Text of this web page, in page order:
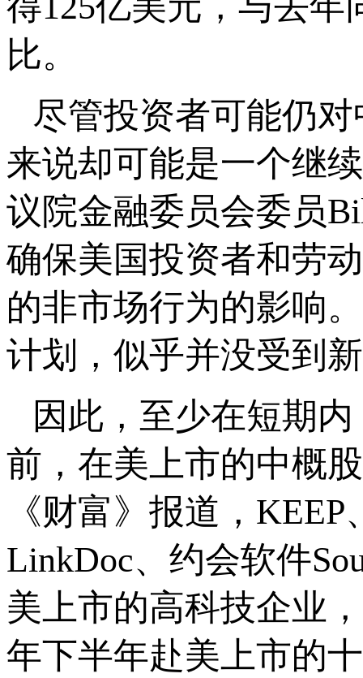
比。
尽管投资者可能仍
来说却可能是一个继
议院金融委员会委员
确保美国投资者和劳
的非市场行为的影响
计划，似乎并没受到
因此，至少在短期
前，在美上市的中概
《财富》报道，
LinkDoc、约会软件
美上市的高科技企业
年下半年赴美上市的